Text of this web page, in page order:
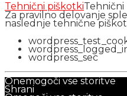
Tehnični piškotkiTehnični
Za pravilno delovanje
naslednje tehnične
wordpress_sec
Onemogoči vse storitve
Shrani